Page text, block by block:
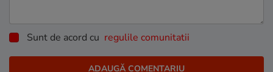
Sunt de acord cu regulile comunitatii